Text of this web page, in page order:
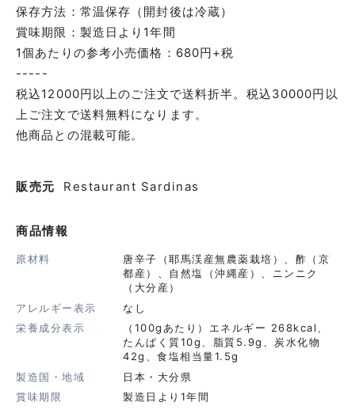
保存方法：常温保存（開封後は冷蔵）
賞味期限：製造日より1年間
1個あたりの参考小売価格：680円+税
-----
税込12000円以上のご注文で送料折半。税込30000円以
上ご注文で送料無料になります。
他商品との混載可能。
販売元 Restaurant Sardinas
商品情報
原材料
唐辛子（耶馬渓産無農薬栽培）、酢（京
都産）、自然塩（沖縄産）、ニンニク
（大分産）
アレルギー表示
なし
栄養成分表示
（100gあたり）エネルギー 268kcal、
たんぱく質10g、脂質5.9g、炭水化物
42g、食塩相当量1.5g
製造国・地域
日本・大分県
賞味期限
製造日より1年間